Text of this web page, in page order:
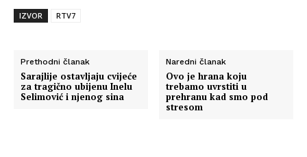
IZVOR RTV7
Prethodni članak
Sarajlije ostavljaju cvijeće
za tragično ubijenu Inelu
Selimović i njenog sina
Naredni članak
Ovo je hrana koju
trebamo uvrstiti u
prehranu kad smo pod
stresom